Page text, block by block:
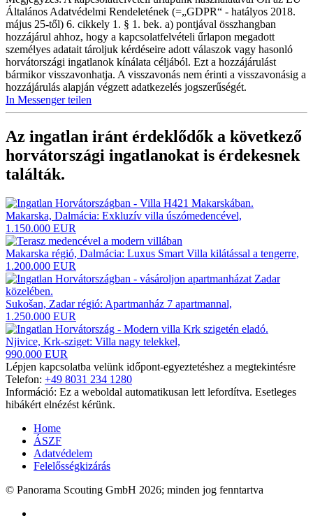
Általános Adatvédelmi Rendeletének (=„GDPR“ - hatályos 2018.
május 25-től) 6. cikkely 1. § 1. bek. a) pontjával összhangban
hozzájárul ahhoz, hogy a kapcsolatfelvételi űrlapon megadott
személyes adatait tároljuk kérdéseire adott válaszok vagy hasonló
horvátországi ingatlanok kínálata céljából. Ezt a hozzájárulást
bármikor visszavonhatja. A visszavonás nem érinti a visszavonásig a
hozzájárulás alapján végzett adatkezelés jogszerűségét.
In Messenger teilen
Az ingatlan iránt érdeklődők a következő
horvátországi ingatlanokat is érdekesnek
találták.
Makarska, Dalmácia: Exkluzív villa úszómedencével,
1.150.000 EUR
Makarska régió, Dalmácia: Luxus Smart Villa kilátással a tengerre,
1.200.000 EUR
Sukošan, Zadar régió: Apartmanház 7 apartmannal,
1.250.000 EUR
Njivice, Krk-sziget: Villa nagy telekkel,
990.000 EUR
Lépjen kapcsolatba velünk időpont-egyeztetéshez a megtekintésre
Telefon: +49 8031 234 1280
Információ: Ez a weboldal automatikusan lett lefordítva. Esetleges
hibákért elnézést kérünk.
Home
ÁSZF
Adatvédelem
Felelősségkizárás
© Panorama Scouting GmbH 2026; minden jog fenntartva